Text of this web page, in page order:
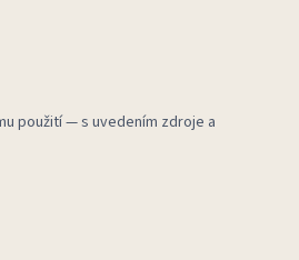
použití — s uvedením zdroje a